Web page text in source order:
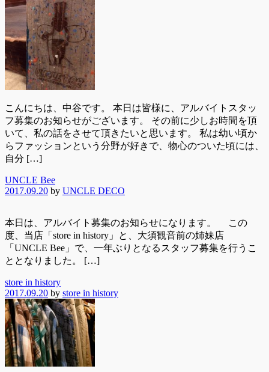
こんにちは、中谷です。 本日は皆様に、アルバイトスタッ
フ募集のお知らせがございます。 その前に少しお時間を頂
いて、私の話をさせて頂きたいと思います。 私は幼い頃か
らファッションという分野が好きで、物心のついた頃には、
自分 […]
UNCLE Bee
2017.09.20 by UNCLE DECO
本日は、アルバイト募集のお知らせになります。 この
度、当店「store in history」と、大須観音前の姉妹店
「UNCLE Bee」で、一年ぶりとなるスタッフ募集を行うこ
ととなりました。 […]
store in history
2017.09.20 by store in history